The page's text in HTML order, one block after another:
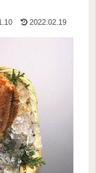
2022.02.19